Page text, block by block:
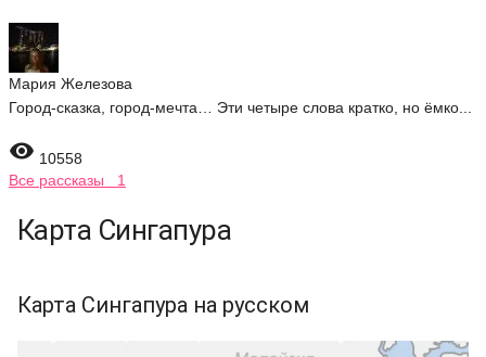
Мария Железова
Город-сказка, город-мечта… Эти четыре слова кратко, но ёмко...
 10558
Все рассказы 1
Карта Сингапура
Карта Сингапура на русском